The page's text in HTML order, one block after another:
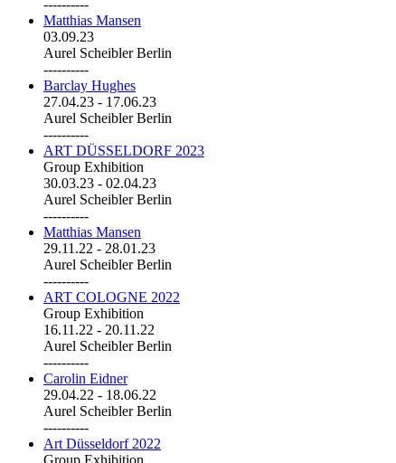
----------
Matthias Mansen
03.09.23
Aurel Scheibler Berlin
----------
Barclay Hughes
27.04.23 - 17.06.23
Aurel Scheibler Berlin
----------
ART DÜSSELDORF 2023
Group Exhibition
30.03.23 - 02.04.23
Aurel Scheibler Berlin
----------
Matthias Mansen
29.11.22 - 28.01.23
Aurel Scheibler Berlin
----------
ART COLOGNE 2022
Group Exhibition
16.11.22 - 20.11.22
Aurel Scheibler Berlin
----------
Carolin Eidner
29.04.22 - 18.06.22
Aurel Scheibler Berlin
----------
Art Düsseldorf 2022
Group Exhibition